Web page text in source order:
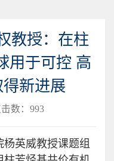
教授：在柱
用于可控 高
新进展
数： 993
英威教授课题组